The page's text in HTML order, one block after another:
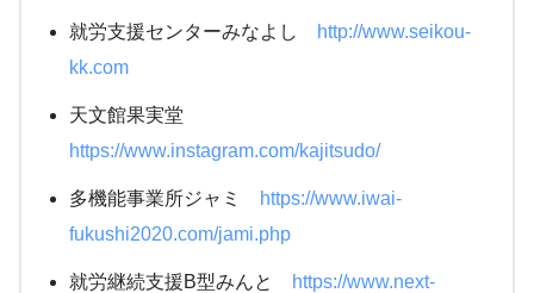
就労支援センターみなよし
http://www.seikou-
kk.com
天文館果実堂
https://www.instagram.com/kajitsudo/
多機能事業所ジャミ
https://www.iwai-
fukushi2020.com/jami.php
就労継続支援B型みんと
https://www.next-